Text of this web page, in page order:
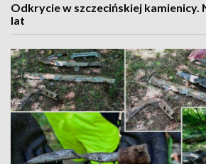
Odkrycie w szczecińskiej kamienicy.
lat